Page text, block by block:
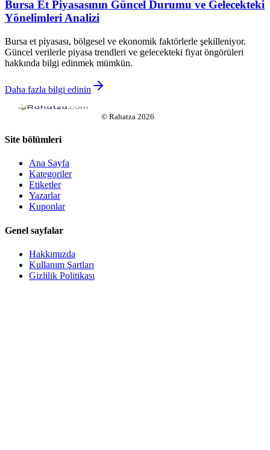
Bursa Et Piyasasının Güncel Durumu ve Gelecekteki
Yönelimleri Analizi
Bursa et piyasası, bölgesel ve ekonomik faktörlerle şekilleniyor.
Güncel verilerle piyasa trendleri ve gelecekteki fiyat öngörüleri
hakkında bilgi edinmek mümkün.
Daha fazla bilgi edinin
© Rahatza 2026
Site bölümleri
Ana Sayfa
Kategoriler
Etiketler
Yazarlar
Kuponlar
Genel sayfalar
Hakkımızda
Kullanım Şartları
Gizlilik Politikası